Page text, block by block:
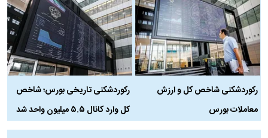
رکوردشکنی شاخص کل و ارزش
معاملات بورس
رکوردشکنی تاریخی بورس؛ شاخص
کل وارد کانال ۵.۵ میلیون واحد شد